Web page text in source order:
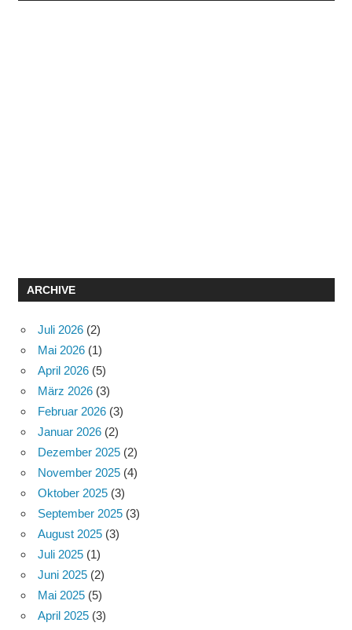
ARCHIVE
Juli 2026 (2)
Mai 2026 (1)
April 2026 (5)
März 2026 (3)
Februar 2026 (3)
Januar 2026 (2)
Dezember 2025 (2)
November 2025 (4)
Oktober 2025 (3)
September 2025 (3)
August 2025 (3)
Juli 2025 (1)
Juni 2025 (2)
Mai 2025 (5)
April 2025 (3)